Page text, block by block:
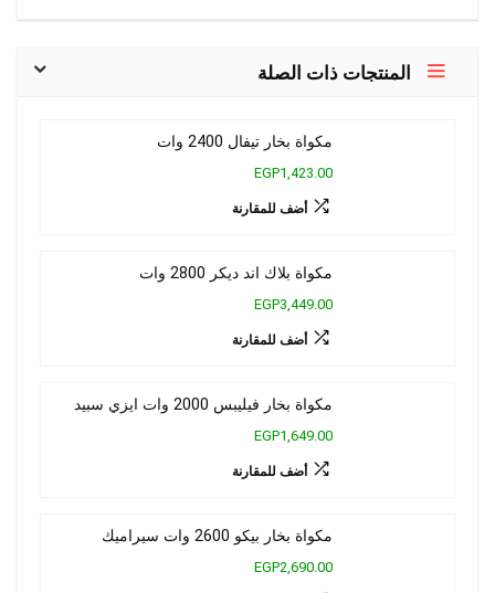
المنتجات ذات الصلة
مكواة بخار تيفال 2400 وات
EGP1,423.00
أضف للمقارنة
مكواة بلاك اند ديكر 2800 وات
EGP3,449.00
أضف للمقارنة
مكواة بخار فيليبس 2000 وات ايزي سبيد
EGP1,649.00
أضف للمقارنة
مكواة بخار بيكو 2600 وات سيراميك
EGP2,690.00